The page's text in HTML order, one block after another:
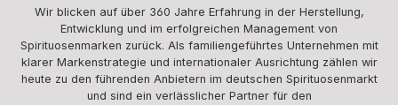
Wir blicken auf über 360 Jahre Erfahrung in der Herstellung,
Entwicklung und im erfolgreichen Management von
Spirituosenmarken zurück. Als familiengeführtes Unternehmen mit
klarer Markenstrategie und internationaler Ausrichtung zählen wir
heute zu den führenden Anbietern im deutschen Spirituosenmarkt
und sind ein verlässlicher Partner für den